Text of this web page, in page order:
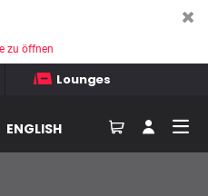
Lounges
ENGLISH
zu öffnen